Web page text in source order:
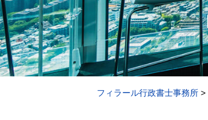
フィラール行政書士事務所 >